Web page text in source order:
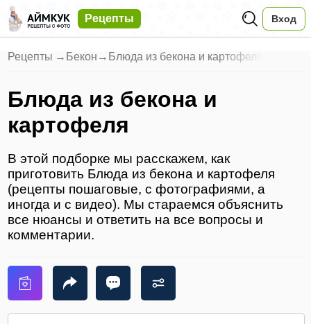
Рецепты Вход
Рецепты → Бекон → Блюда из бекона и картофеля
Блюда из бекона и
картофеля
В этой подборке мы расскажем, как
приготовить Блюда из бекона и картофеля
(рецепты пошаговые, с фотографиями, а
иногда и с видео). Мы стараемся объяснить
все нюансы и ответить на все вопросы и
комментарии.